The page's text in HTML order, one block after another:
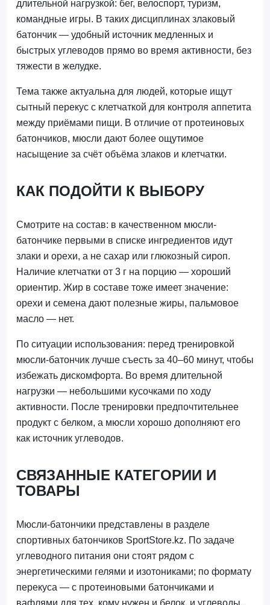
длительной нагрузкой: бег, велоспорт, туризм,
командные игры. В таких дисциплинах злаковый
батончик — удобный источник медленных и
быстрых углеводов прямо во время активности, без
тяжести в желудке.
Тема также актуальна для людей, которые ищут
сытный перекус с клетчаткой для контроля аппетита
между приёмами пищи. В отличие от протеиновых
батончиков, мюсли дают более ощутимое
насыщение за счёт объёма злаков и клетчатки.
КАК ПОДОЙТИ К ВЫБОРУ
Смотрите на состав: в качественном мюсли-
батончике первыми в списке ингредиентов идут
злаки и орехи, а не сахар или глюкозный сироп.
Наличие клетчатки от 3 г на порцию — хороший
ориентир. Жир в составе тоже имеет значение:
орехи и семена дают полезные жиры, пальмовое
масло — нет.
По ситуации использования: перед тренировкой
мюсли-батончик лучше съесть за 40–60 минут, чтобы
избежать дискомфорта. Во время длительной
нагрузки — небольшими кусочками по ходу
активности. После тренировки предпочтительнее
продукт с белком, а мюсли хорошо дополняют его
как источник углеводов.
СВЯЗАННЫЕ КАТЕГОРИИ И
ТОВАРЫ
Мюсли-батончики представлены в разделе
спортивных батончиков SportStore.kz. По задаче
углеводного питания они стоят рядом с
энергетическими гелями и изотониками; по формату
перекуса — с протеиновыми батончиками и
вафлями для тех, кому нужен и белок, и углеводы.